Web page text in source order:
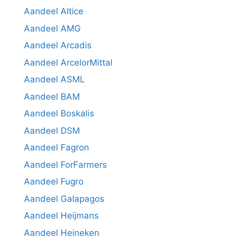
Aandeel Altice
Aandeel AMG
Aandeel Arcadis
Aandeel ArcelorMittal
Aandeel ASML
Aandeel BAM
Aandeel Boskalis
Aandeel DSM
Aandeel Fagron
Aandeel ForFarmers
Aandeel Fugro
Aandeel Galapagos
Aandeel Heijmans
Aandeel Heineken